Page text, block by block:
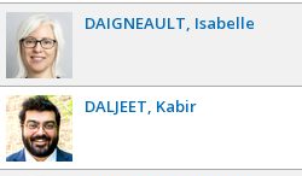
DAIGNEAULT Isabelle
DALJEET Kabir